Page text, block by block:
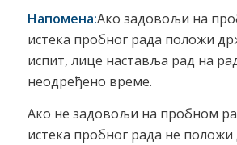
Напомена:Ако задовољи на
истека пробног рада положи
испит, лице наставља рад на
неодређено време.
Ако не задовољи на пробном
истека пробног рада не